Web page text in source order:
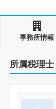
事務所情報
所属税理士